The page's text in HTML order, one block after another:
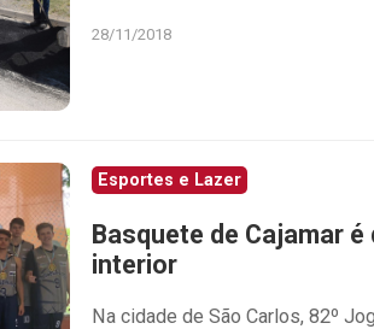
28/11/2018
Esportes e Lazer
Basquete de Cajamar
interior
Na cidade de São Carlos, 82º